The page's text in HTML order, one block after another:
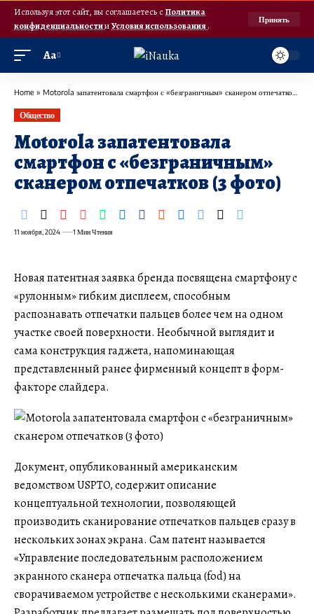
Используя этот сайт, вы соглашаетесь с Политика
конфиденциальностииУсловия использования.
Принять
Аа
Home » Motorola запатентовала смартфон с «безграничным» сканером отпечатков (3 фото)
Общество
Motorola запатентовала
смартфон с «безграничным»
сканером отпечатков (3 фото)
11 ноября, 2024 1 Мин Чтения
Новая патентная заявка бренда посвящена смартфону с
«рулонным» гибким дисплеем, способным
распознавать отпечатки пальцев более чем на одном
участке своей поверхности. Необычной выглядит и
сама конструкция гаджета, напоминающая
представленный ранее фирменный концепт в форм-
факторе слайдера.
Документ, опубликованный американским
ведомством USPTO, содержит описание
концептуальной технологии, позволяющей
производить сканирование отпечатков пальцев сразу в
нескольких зонах экрана. Сам патент называется
«Управление последовательным расположением
экранного сканера отпечатка пальца (fod) на
сворачиваемом устройстве с несколькими сканерами».